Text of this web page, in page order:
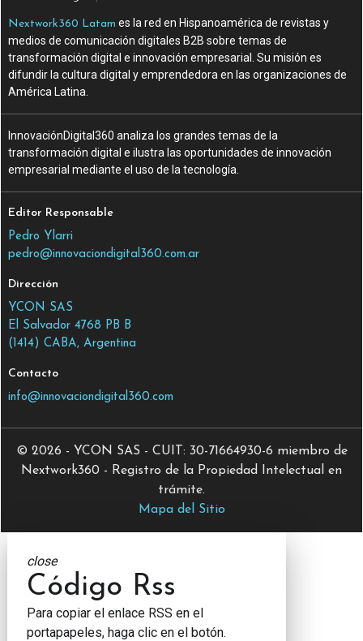
Nextwork360 Latam es la red en Hispanoamérica de revistas y
medios de comunicación digitales B2B sobre temas de
transformación digital e innovación empresarial. Su misión es
difundir la cultura digital y emprendedora en las organizaciones de
América Latina.
InnovaciónDigital360 analiza los grandes temas de la
transformación digital e ilustra las oportunidades de innovación
empresarial mediante el uso de la tecnología.
Editor Responsable
Pedro Ylarri
pedro@innovaciondigital360.com.ar
Dirección
YCON SAS
El Salvador 4768 PB B
(1414) CABA, Argentina
Contacto
info@innovaciondigital360.com
© 2026 - YCON SAS - CUIT: 30-71664930-6 miembro de
Nextwork360 - Registro de la Propiedad Intelectual en
trámite.
Mapa del Sitio
close
Código Rss
Para copiar el enlace RSS en el
portapapeles, haga clic en el botón.